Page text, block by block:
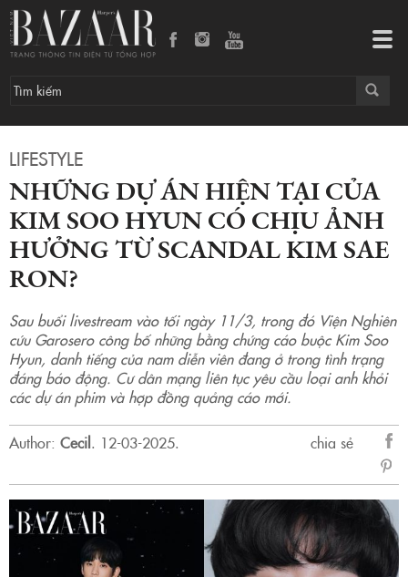
LIFESTYLE
NHỮNG DỰ ÁN HIỆN TẠI CỦA
KIM SOO HYUN CÓ CHỊU ẢNH
HƯỞNG TỪ SCANDAL KIM SAE
RON?
Sau buổi livestream vào tối ngày 11/3, trong đó Viện Nghiên
cứu Garosero công bố những bằng chứng cáo buộc Kim Soo
Hyun, danh tiếng của nam diễn viên đang ở trong tình trạng
đáng báo động. Cư dân mạng liên tục yêu cầu loại anh khỏi
các dự án phim và hợp đồng quảng cáo mới.
Author: Cecil. 12-03-2025.
chia sẻ
sẻ